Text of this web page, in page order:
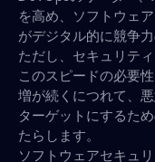
を高め、ソフトウェ
がデジタル的に競争
ただし、セキュリテ
このスピードの必要
増が続くにつれて、
ターゲットにするた
たらします。
ソフトウェアセキュ